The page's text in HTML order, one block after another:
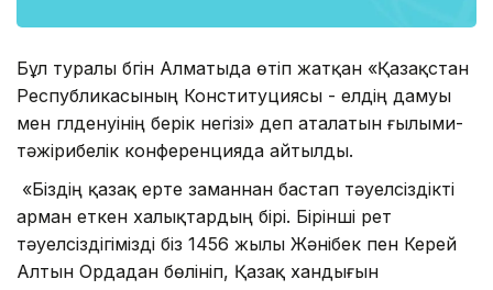
Бұл туралы бүгін Алматыда өтіп жатқан «Қазақстан
Республикасының Конституциясы - елдің дамуы
мен гүлденуінің берік негізі» деп аталатын ғылыми-
тәжірибелік конференцияда айтылды.
«Біздің қазақ ерте заманнан бастап тәуелсіздікті
арман еткен халықтардың бірі. Бірінші рет
тәуелсіздігімізді біз 1456 жылы Жәнібек пен Керей
Алтын Ордадан бөлініп, Қазақ хандығын